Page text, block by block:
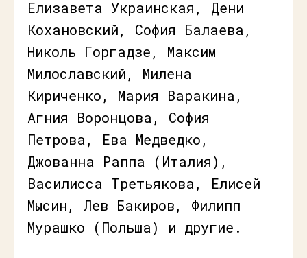
Елизавета Украинская, Дени
Кохановский, София Балаева,
Николь Горгадзе, Максим
Милославский, Милена
Кириченко, Мария Варакина,
Агния Воронцова, София
Петрова, Ева Медведко,
Джованна Раппа (Италия),
Василисса Третьякова, Елисей
Мысин, Лев Бакиров, Филипп
Мурашко (Польша) и другие.